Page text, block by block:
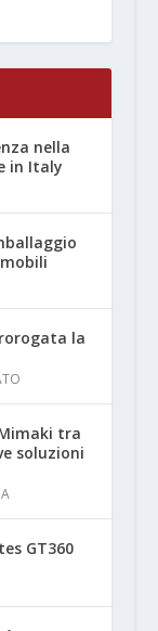
nella
in Italy
la
tra
soluzioni
GT360